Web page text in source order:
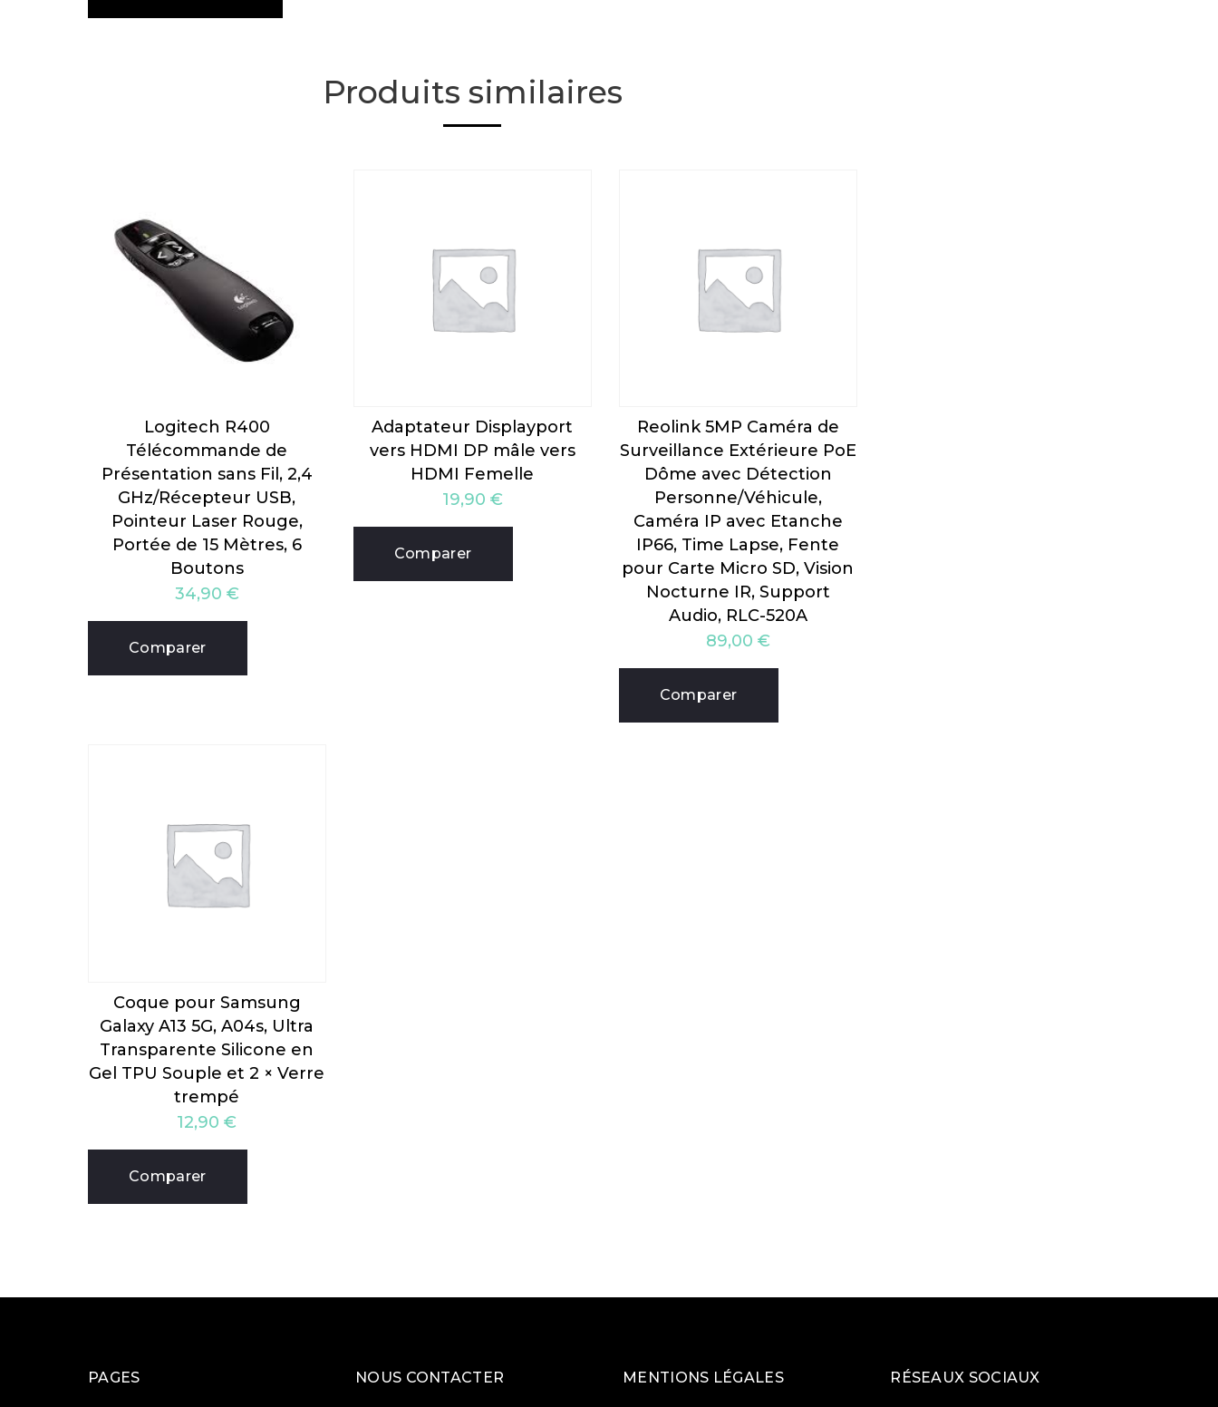
Produits similaires
Logitech R400
Télécommande de
Présentation sans Fil, 2,4
GHz/Récepteur USB,
Pointeur Laser Rouge,
Portée de 15 Mètres, 6
Boutons
34,90 €
Comparer
Adaptateur Displayport
vers HDMI DP mâle vers
HDMI Femelle
19,90 €
Comparer
Reolink 5MP Caméra de
Surveillance Extérieure PoE
Dôme avec Détection
Personne/Véhicule,
Caméra IP avec Etanche
IP66, Time Lapse, Fente
pour Carte Micro SD, Vision
Nocturne IR, Support
Audio, RLC-520A
89,00 €
Comparer
Coque pour Samsung
Galaxy A13 5G, A04s, Ultra
Transparente Silicone en
Gel TPU Souple et 2 × Verre
trempé
12,90€
Comparer
PAGES NOUS CONTACTER MENTIONS LÉGALES RÉSEAUX SOCIAUX